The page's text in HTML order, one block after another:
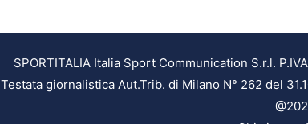
SPORTITALIA Italia Sport Communication S.r.l.
Testata giornalistica Aut.Trib. di Milano N° 262 del